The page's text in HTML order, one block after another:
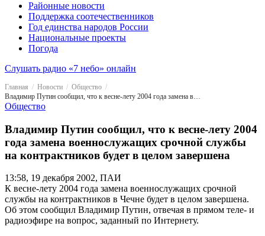
Районные новости
Поддержка соотечественников
Год единства народов России
Национальные проекты
Погода
Слушать радио «7 небо» онлайн
Главная Новости
Общество
Владимир Путин сообщил, что к весне-лету 2004 года замена военнослужащих срочной службы на контрактников будет в целом завершена
Общество
Владимир Путин сообщил, что к весне-лету 2004
года замена военнослужащих срочной службы
на контрактников будет в целом завершена
13:58, 19 декабря 2002, ПАИ
К весне-лету 2004 года замена военнослужащих срочной
службы на контрактников в Чечне будет в целом завершена.
Об этом сообщил Владимир Путин, отвечая в прямом теле- и
радиоэфире на вопрос, заданный по Интернету.